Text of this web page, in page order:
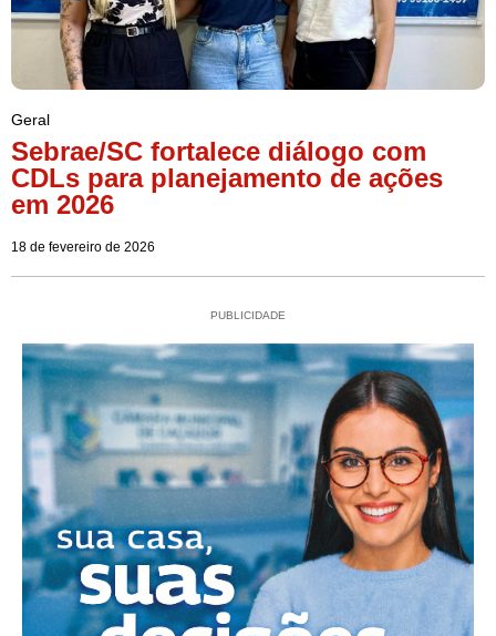
Geral
Sebrae/SC fortalece diálogo com
CDLs para planejamento de ações
em 2026
18 de fevereiro de 2026
PUBLICIDADE